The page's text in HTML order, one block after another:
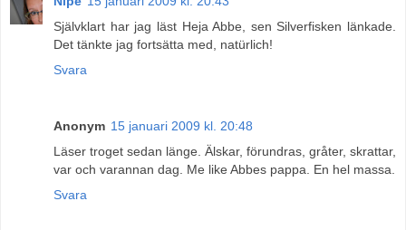
Självklart har jag läst Heja Abbe, sen Silverfisken länkade.
Det tänkte jag fortsätta med, natürlich!
Svara
Anonym 15 januari 2009 kl. 20:48
Läser troget sedan länge. Älskar, förundras, gråter, skrattar,
var och varannan dag. Me like Abbes pappa. En hel massa.
Svara